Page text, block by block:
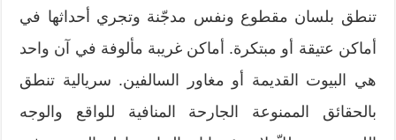
تنطق بلسان مقطوع ونفس مدجّنة وتجري أحداثها في
أماكن عتيقة أو مبتكرة. أماكن غريبة مألوفة في آن واحد
هي البيوت القديمة أو مغاور السالفين. سريالية تنطق
بالحقائق الممنوعة الجارحة المنافية للواقع والوجه